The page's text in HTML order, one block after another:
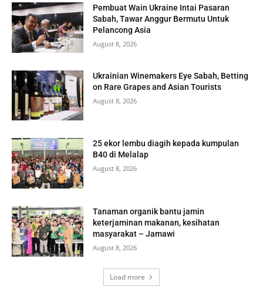
Pembuat Wain Ukraine Intai Pasaran
Sabah, Tawar Anggur Bermutu Untuk
Pelancong Asia
August 8, 2026
Ukrainian Winemakers Eye Sabah, Betting
on Rare Grapes and Asian Tourists
August 8, 2026
25 ekor lembu diagih kepada kumpulan
B40 di Melalap
August 8, 2026
Tanaman organik bantu jamin
keterjaminan makanan, kesihatan
masyarakat – Jamawi
August 8, 2026
Load more